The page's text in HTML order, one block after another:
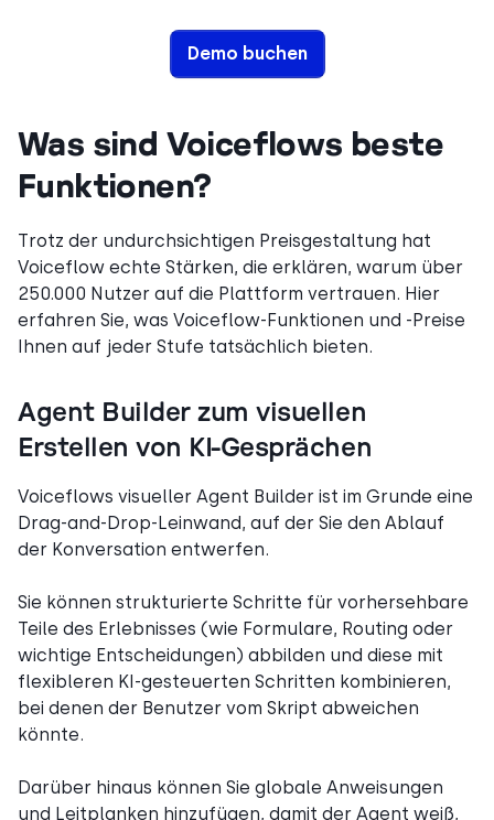
Demo buchen
Was sind Voiceflows beste
Funktionen?
Trotz der undurchsichtigen Preisgestaltung hat
Voiceflow echte Stärken, die erklären, warum über
250.000 Nutzer auf die Plattform vertrauen. Hier
erfahren Sie, was Voiceflow-Funktionen und -Preise
Ihnen auf jeder Stufe tatsächlich bieten.
Agent Builder zum visuellen
Erstellen von KI-Gesprächen
Voiceflows visueller Agent Builder ist im Grunde eine
Drag-and-Drop-Leinwand, auf der Sie den Ablauf
der Konversation entwerfen.
Sie können strukturierte Schritte für vorhersehbare
Teile des Erlebnisses (wie Formulare, Routing oder
wichtige Entscheidungen) abbilden und diese mit
flexibleren KI-gesteuerten Schritten kombinieren,
bei denen der Benutzer vom Skript abweichen
könnte.
Darüber hinaus können Sie globale Anweisungen
und Leitplanken hinzufügen, damit der Agent weiß,